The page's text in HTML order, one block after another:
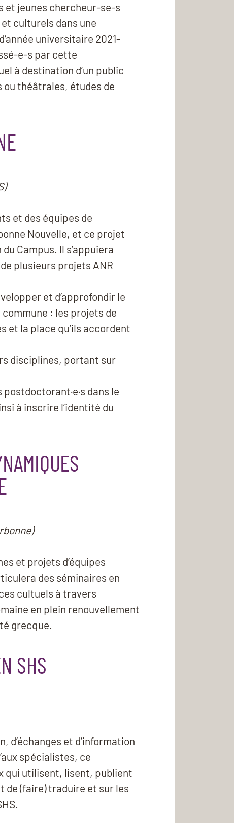
et jeunes chercheur-se-s
culturels dans une
universitaire 2021-
e-s par cette
à destination d’un public
théâtrales, études de
et des équipes de
Nouvelle, et ce projet
Campus. Il s’appuiera
plusieurs projets ANR
et d’approfondir le
: les projets de
et la place qu’ils accordent
disciplines, portant sur
dans le
à inscrire l’identité du
et projets d’équipes
des séminaires en
cultuels à travers
en plein renouvellement
grecque.
SHS
d’échanges et d’information
spécialistes, ce
qui utilisent, lisent, publient
de (faire) traduire et sur les